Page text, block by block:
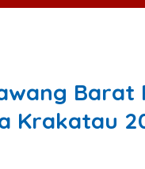
Barat
Krakatau